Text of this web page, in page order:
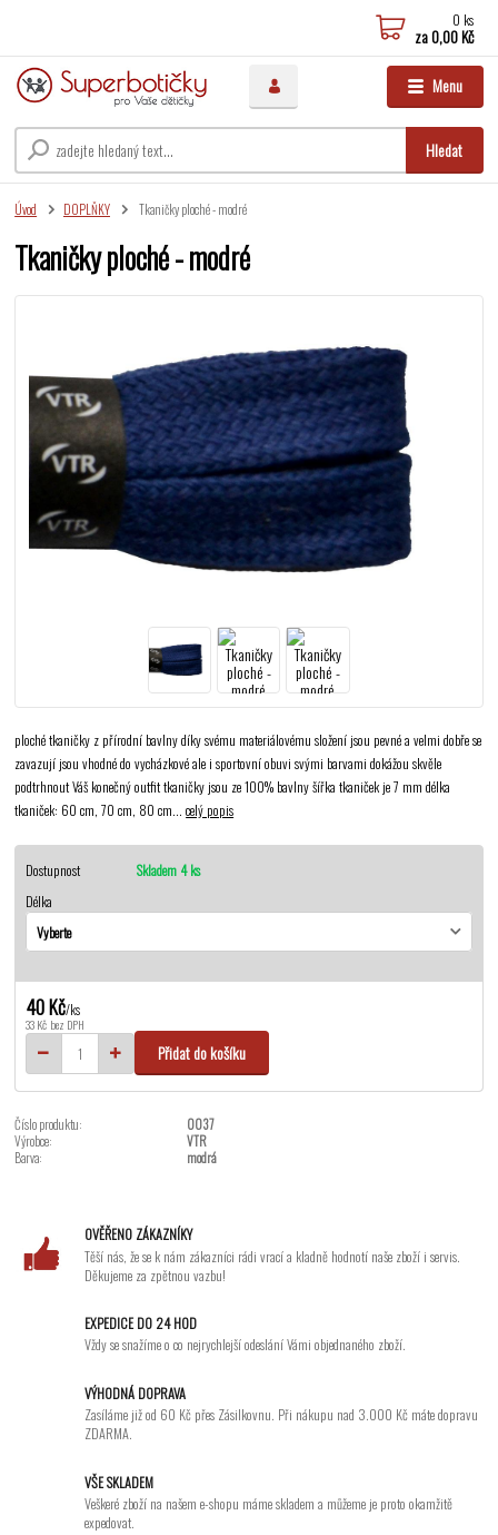
Menu
Hledat
0 ks
za0,00 Kč
Úvod DOPLŇKY Tkaničky ploché - modré
Tkaničky ploché - modré
ploché tkaničky z přírodní bavlny díky svému materiálovému složení jsou pevné a velmi dobře se
zavazují jsou vhodné do vycházkové ale i sportovní obuvi svými barvami dokážou skvěle
podtrhnout Váš konečný outfit tkaničky jsou ze 100% bavlny šířka tkaniček je 7 mm délka
tkaniček: 60 cm, 70 cm, 80 cm...celý popis
Dostupnost
Skladem 4 ks
Délka
40 Kč/ks
33 Kč bez DPH
Přidat do košíku
Číslo produktu:
0037
Výrobce:
VTR
Barva:
modrá
OVĚŘENO ZÁKAZNÍKY
Těší nás, že se k nám zákazníci rádi vrací a kladně hodnotí naše zboží i servis.
Děkujeme za zpětnou vazbu!
EXPEDICE DO 24 HOD
Vždy se snažíme o co nejrychlejší odeslání Vámi objednaného zboží.
VÝHODNÁ DOPRAVA
Zasíláme již od 60 Kč přes Zásilkovnu. Při nákupu nad 3.000 Kč máte dopravu
ZDARMA.
VŠE SKLADEM
Veškeré zboží na našem e-shopu máme skladem a můžeme je proto okamžitě
expedovat.